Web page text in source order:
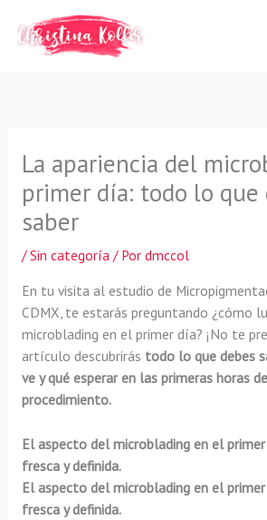
contenido
La apariencia del
primer día: todo lo que
saber
/Sin categoría/ Por dmccol
En tu visita al estudio de
CDMX, te estarás preguntando ¿cómo
microblading en el primer día? ¡No te
artículo descubrirás todo lo que debes
ve y qué esperar en las primeras horas
procedimiento.
El aspecto del microblading en el
fresca y definida.
El aspecto delmicroblading en el
fresca y definida.